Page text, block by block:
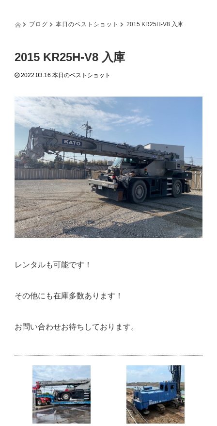
t
ブログ 本日のベストショット 2015 KR25H-V8 入庫
2015 KR25H-V8 入庫
2022.03.16 本日のベストショット
レンタルも可能です！
その他にも在庫多数あります！
お問い合わせお待ちしております。